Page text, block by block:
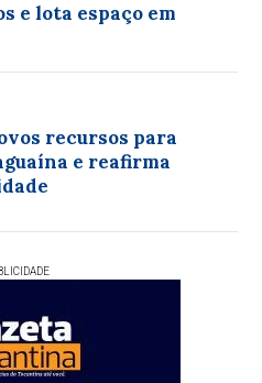
e lota espaço em
recursos para
e reafirma